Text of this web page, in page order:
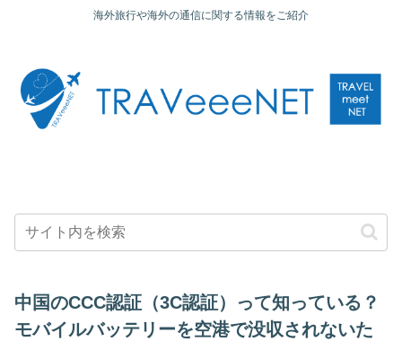
海外旅行や海外の通信に関する情報をご紹介
中国のCCC認証（3C認証）って知っている？
モバイルバッテリーを空港で没収されないた